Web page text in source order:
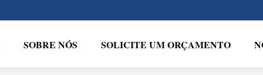
SOBRE NÓS SOLICITE UM ORÇAMENTO